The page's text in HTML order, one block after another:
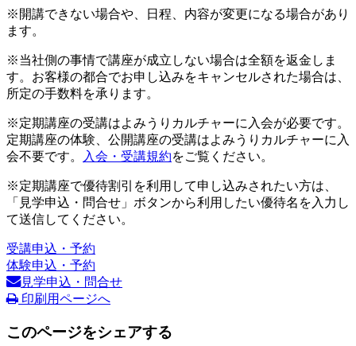
※開講できない場合や、日程、内容が変更になる場合があり
ます。
※当社側の事情で講座が成立しない場合は全額を返金しま
す。お客様の都合でお申し込みをキャンセルされた場合は、
所定の手数料を承ります。
※定期講座の受講はよみうりカルチャーに入会が必要です。
定期講座の体験、公開講座の受講はよみうりカルチャーに入
会不要です。
入会・受講規約をご覧ください。
※定期講座で優待割引を利用して申し込みされたい方は、
「見学申込・問合せ」ボタンから利用したい優待名を入力し
て送信してください。
受講申込・予約
体験申込・予約
見学申込・問合せ
印刷用ページへ
このページをシェアする